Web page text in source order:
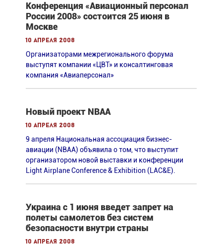
Конференция «Авиационный персонал
России 2008» состоится 25 июня в
Москве
10 апреля 2008
Организаторами межрегионального форума
выступят компании «ЦВТ» и консалтинговая
компания «Авиаперсонал»
Новый проект NBAA
10 апреля 2008
9 апреля Национальная ассоциация бизнес-
авиации (NBAA) объявила о том, что выступит
организатором новой выставки и конференции
Light Airplane Conference & Exhibition (LAC&E).
Украина с 1 июня введет запрет на
полеты самолетов без систем
безопасности внутри страны
10 апреля 2008